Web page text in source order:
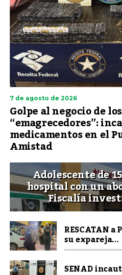
7 de agosto de 2026
Golpe al negocio de los
“emagrecedores”:
medicamentos en el
Amistad
Adolescente de
hospital con un
Fiscalía
RESCATAN
su expareja...
SENAD